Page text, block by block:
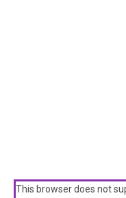
This browser does not